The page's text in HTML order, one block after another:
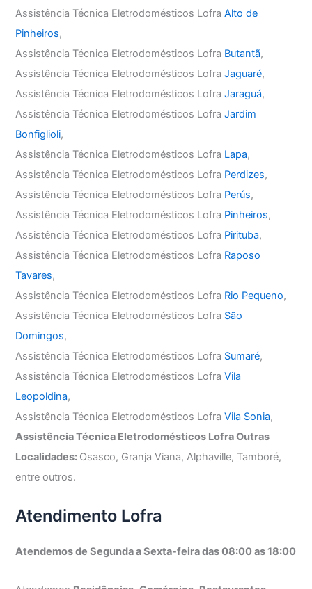
Assistência Técnica Eletrodomésticos LofraAlto de
Pinheiros,
Assistência Técnica Eletrodomésticos Lofra Butantã,
Assistência Técnica Eletrodomésticos LofraJaguaré,
Assistência Técnica Eletrodomésticos LofraJaraguá,
Assistência Técnica Eletrodomésticos LofraJardim
Bonfiglioli,
Assistência Técnica Eletrodomésticos Lofra Lapa,
Assistência Técnica Eletrodomésticos Lofra Perdizes,
Assistência Técnica Eletrodomésticos Lofra Perús,
Assistência Técnica Eletrodomésticos Lofra Pinheiros,
Assistência Técnica Eletrodomésticos Lofra Pirituba,
Assistência Técnica Eletrodomésticos Lofra Raposo
Tavares,
Assistência Técnica Eletrodomésticos Lofra Rio Pequeno,
Assistência Técnica Eletrodomésticos Lofra São
Domingos,
Assistência Técnica Eletrodomésticos Lofra Sumaré,
Assistência Técnica Eletrodomésticos LofraVila
Leopoldina,
Assistência Técnica Eletrodomésticos LofraVila Sonia,
Assistência Técnica Eletrodomésticos Lofra Outras
Localidades: Osasco, Granja Viana, Alphaville, Tamboré,
entre outros.
Atendimento Lofra
Atendemos de Segunda a Sexta-feira das 08:00 as 18:00